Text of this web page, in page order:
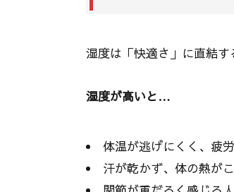
湿度は「快適さ」に直結す
湿度が高いと…
体温が逃げにくく、疲
汗が乾かず、体の熱が